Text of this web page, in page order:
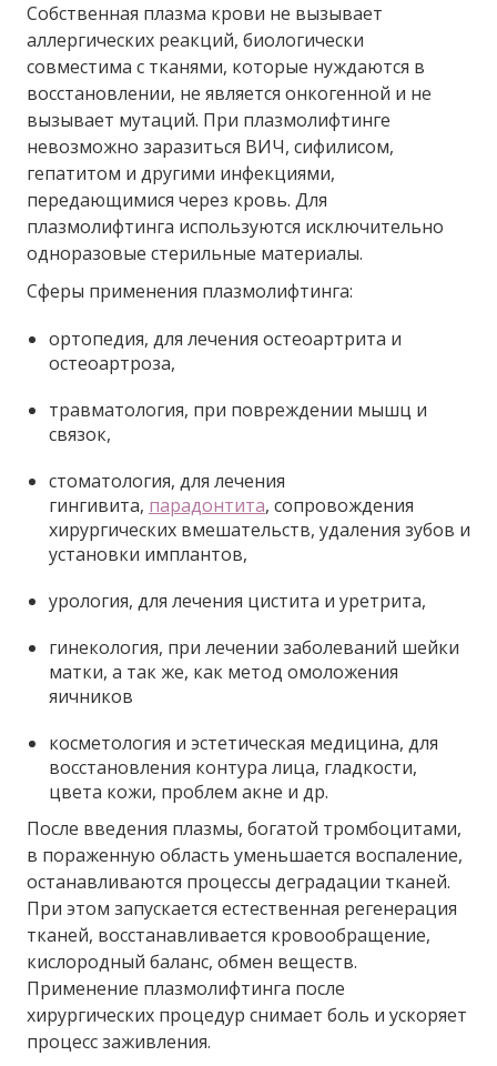
Собственная плазма крови не вызывает
аллергических реакций, биологически
совместима с тканями, которые нуждаются в
восстановлении, не является онкогенной и не
вызывает мутаций. При плазмолифтинге
невозможно заразиться ВИЧ, сифилисом,
гепатитом и другими инфекциями,
передающимися через кровь. Для
плазмолифтинга используются исключительно
одноразовые стерильные материалы.
Сферы применения плазмолифтинга:
ортопедия, для лечения остеоартрита и
остеоартроза,
травматология, при повреждении мышц и
связок,
стоматология, для лечения
гингивита, парадонтита, сопровождения
хирургических вмешательств, удаления зубов и
установки имплантов,
урология, для лечения цистита и уретрита,
гинекология, при лечении заболеваний шейки
матки, а так же, как метод омоложения
яичников
косметология и эстетическая медицина, для
восстановления контура лица, гладкости,
цвета кожи, проблем акне и др.
После введения плазмы, богатой тромбоцитами,
в пораженную область уменьшается воспаление,
останавливаются процессы деградации тканей.
При этом запускается естественная регенерация
тканей, восстанавливается кровообращение,
кислородный баланс, обмен веществ.
Применение плазмолифтинга после
хирургических процедур снимает боль и ускоряет
процесс заживления.